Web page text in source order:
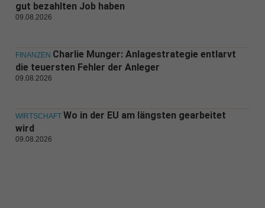
gut bezahlten Job haben
09.08.2026
FINANZEN Charlie Munger: Anlagestrategie entlarvt
die teuersten Fehler der Anleger
09.08.2026
WIRTSCHAFT Wo in der EU am längsten gearbeitet
wird
09.08.2026